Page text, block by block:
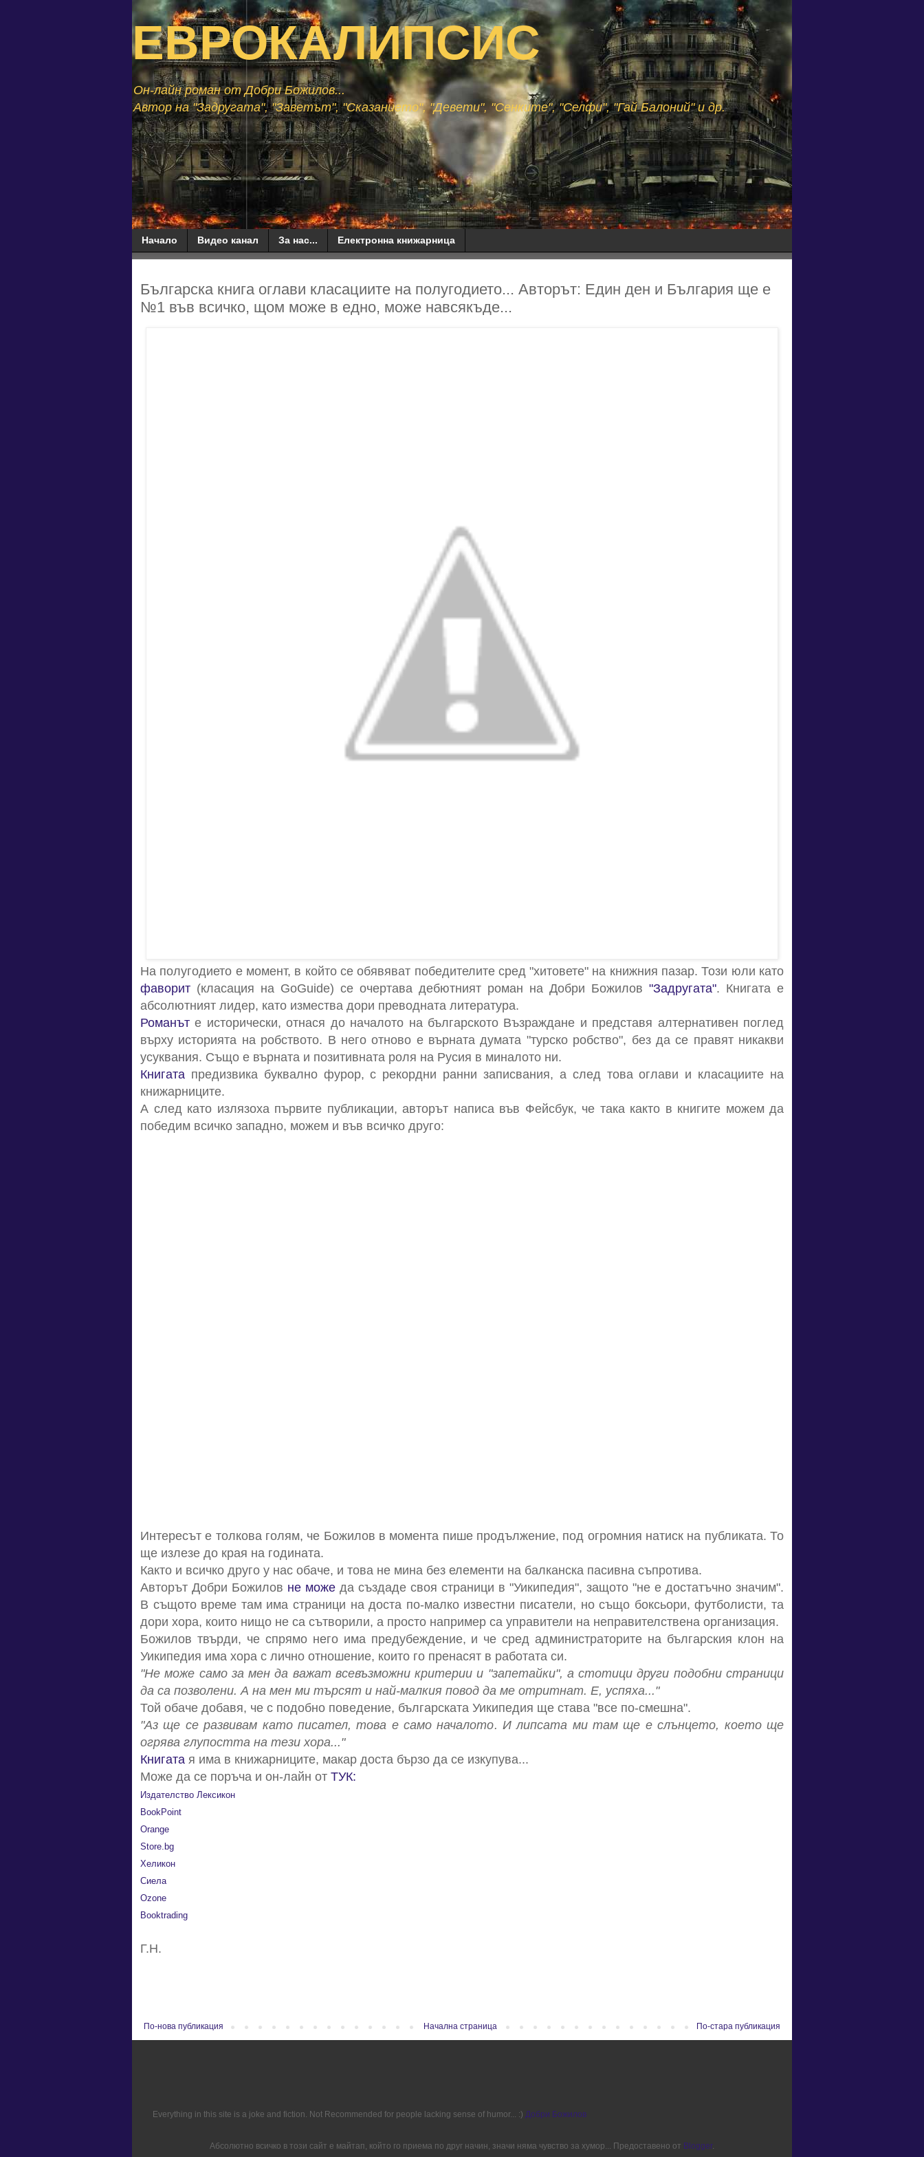
ЕВРОКАЛИПСИС
Он-лайн роман от Добри Божилов...
Автор на "Задругата", "Заветът", "Сказанието", "Девети", "Сенките", "Селфи", "Гай Балоний" и др.
Начало Видео канал За нас... Електронна книжарница
Българска книга оглави класациите на полугодието... Авторът: Един ден и България ще е
№1 във всичко, щом може в едно, може навсякъде...
На полугодието е момент, в който се обявяват победителите сред "хитовете" на книжния пазар. Този юли като
фаворит (класация на GoGuide) се очертава дебютният роман на Добри Божилов "Задругата". Книгата е
абсолютният лидер, като измества дори преводната литература.
Романът е исторически, отнася до началото на българското Възраждане и представя алтернативен поглед
върху историята на робството. В него отново е върната думата "турско робство", без да се правят никакви
усуквания. Също е върната и позитивната роля на Русия в миналото ни.
Книгата предизвика буквално фурор, с рекордни ранни записвания, а след това оглави и класациите на
книжарниците.
А след като излязоха първите публикации, авторът написа във Фейсбук, че така както в книгите можем да
победим всичко западно, можем и във всичко друго:
Интересът е толкова голям, че Божилов в момента пише продължение, под огромния натиск на публиката. То
ще излезе до края на годината.
Както и всичко друго у нас обаче, и това не мина без елементи на балканска пасивна съпротива.
Авторът Добри Божилов не може да създаде своя страници в "Уикипедия", защото "не е достатъчно значим".
В същото време там има страници на доста по-малко известни писатели, но също боксьори, футболисти, та
дори хора, които нищо не са сътворили, а просто например са управители на неправителствена организация.
Божилов твърди, че спрямо него има предубеждение, и че сред администраторите на българския клон на
Уикипедия има хора с лично отношение, които го пренасят в работата си.
"Не може само за мен да важат всевъзможни критерии и "запетайки", а стотици други подобни страници
да са позволени. А на мен ми търсят и най-малкия повод да ме отритнат. Е, успяха..."
Той обаче добавя, че с подобно поведение, българската Уикипедия ще става "все по-смешна".
"Аз ще се развивам като писател, това е само началото. И липсата ми там ще е слънцето, което ще
огрява глупостта на тези хора..."
Книгата я има в книжарниците, макар доста бързо да се изкупува...
Може да се поръча и он-лайн от ТУК:
Издателство Лексикон
BookPoint
Orange
Store.bg
Хеликон
Сиела
Ozone
Booktrading
Г.Н.
По-нова публикация По-стара публикация
Начална страница
Everything in this site is a joke and fiction. Not Recommended for people lacking sense of humor... :) Добри Божилов
Абсолютно всичко в този сайт е майтап, който го приема по друг начин, значи няма чувство за хумор... Предоставено от Blogger.